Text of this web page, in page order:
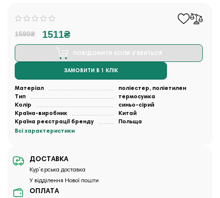
1590₴ 1511₴
ПОВІДОМИТИ КОЛИ З'ЯВИТЬСЯ
ЗАМОВИТИ В 1 КЛІК
Матеріал
поліестер, поліетилен
Тип
термосумка
Колір
синьо-сірий
Країна-виробник
Китай
Країна реєстрації бренду
Польща
Всі характеристики
ДОСТАВКА
Кур`єрська доставка
У відділення Нової пошти
ОПЛАТА